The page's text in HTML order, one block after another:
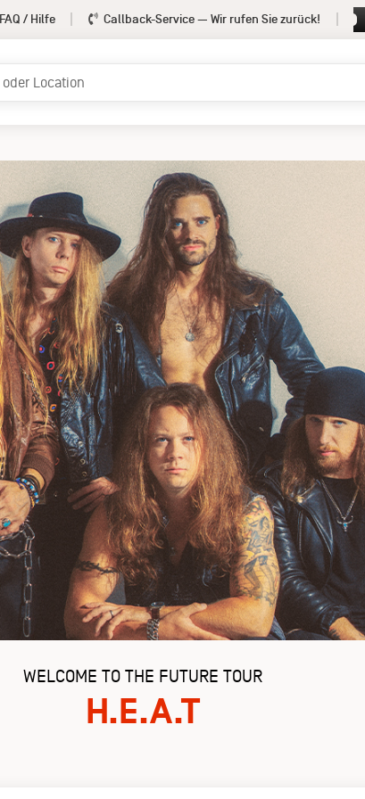
FAQ / Hilfe Callback-Service — Wir rufen Sie zurück!
WELCOME TO THE FUTURE TOUR
H.E.A.T